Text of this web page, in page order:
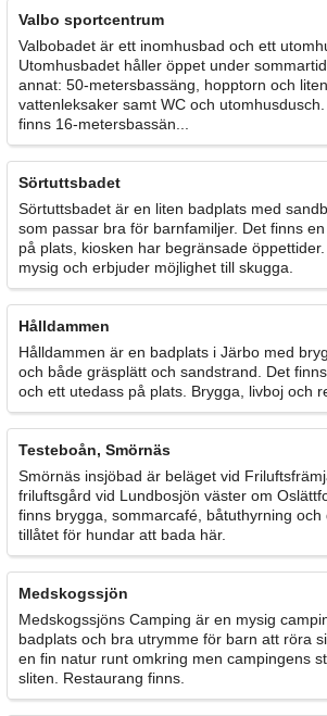
Valbo sportcentrum
Valbobadet är ett inomhusbad och ett
Utomhusbadet håller öppet under
annat: 50-metersbassäng, hopptorn och
vattenleksaker samt WC och
finns 16-metersbassän...
Sörtuttsbadet
Sörtuttsbadet är en liten badplats med
som passar bra för barnfamiljer. Det finns
på plats, kiosken har begränsade
mysig och erbjuder möjlighet till skugga.
Hålldammen
Hålldammen är en badplats i Järbo med
och både gräsplätt och sandstrand. Det
och ett utedass på plats. Brygga, livboj och
Testeboån, Smörnäs
Smörnäs insjöbad är beläget vid
friluftsgård vid Lundbosjön väster om
finns brygga, sommarcafé, båtuthyrning och
tillåtet för hundar att bada här.
Medskogssjön
Medskogssjöns Camping är en mysig
badplats och bra utrymme för barn att röra
en fin natur runt omkring men campingens
sliten. Restaurang finns.